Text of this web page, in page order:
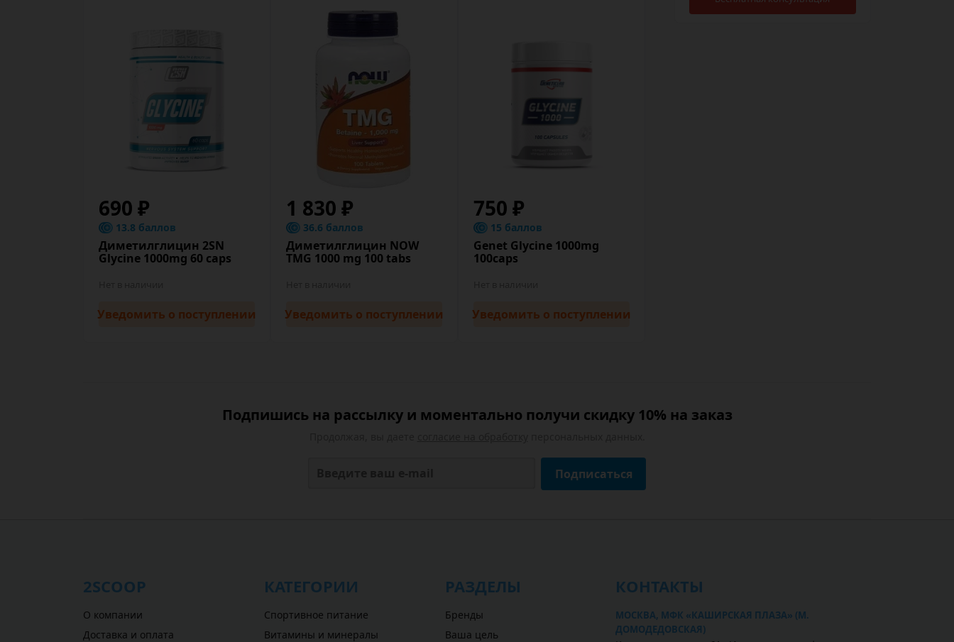
690 ₽
13.8 баллов
Диметилглицин 2SN
Glycine 1000mg 60 caps
Уведомить о поступлении
1 830 ₽
36.6 баллов
Диметилглицин NOW
TMG 1000 mg 100 tabs
Уведомить о поступлении
750 ₽
15 баллов
Genet Glycine 1000mg
100caps
Уведомить о поступлении
Подпишись на рассылку и моментально получи скидку 10% на заказ
Подписаться
2SCOOP
О компании
Доставка и оплата
КАТЕГОРИИ
Спортивное питание
Витамины и минералы
РАЗДЕЛЫ
Бренды
Ваша цель
КОНТАКТЫ
МОСКВА, МФК «КАШИРСКАЯ ПЛАЗА» (М.
ДОМОДЕДОВСКАЯ)